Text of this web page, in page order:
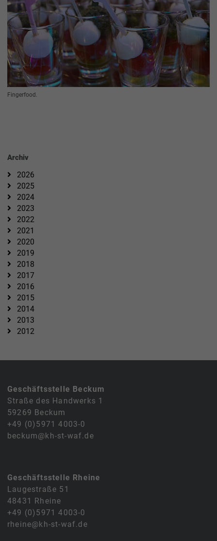
Fingerfood.
Archiv
2026
2025
2024
2023
2022
2021
2020
2019
2018
2017
2016
2015
2014
2013
2012
Geschäftsstelle Beckum
Straße des Handwerks 1
59269 Beckum
+49 (0)5971 4003-0
beckum@kh-st-waf.de
Geschäftsstelle Rheine
Laugestraße 51
48431 Rheine
+49 (0)5971 4003-0
rheine@kh-st-waf.de